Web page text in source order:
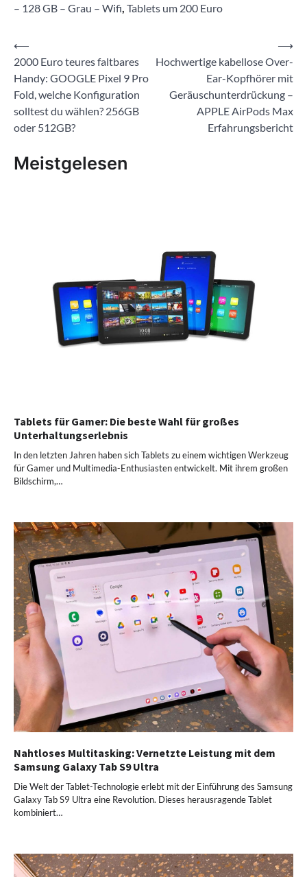
– 128 GB – Grau – Wifi Tablets um 200 Euro
Beitragsnavigation
⟵
2000 Euro teures faltbares
Handy: GOOGLE Pixel 9 Pro
Fold, welche Konfiguration
solltest du wählen? 256GB
oder 512GB?
Hochwertige kabellose Over-
Ear-Kopfhörer mit
Geräuschunterdrückung –
APPLE AirPods Max
Erfahrungsbericht
⟶
Meistgelesen
Tablets für Gamer: Die beste Wahl für großes
Unterhaltungserlebnis
In den letzten Jahren haben sich Tablets zu einem wichtigen Werkzeug
für Gamer und Multimedia-Enthusiasten entwickelt. Mit ihrem großen
Bildschirm,…
Nahtloses Multitasking: Vernetzte Leistung mit dem
Samsung Galaxy Tab S9 Ultra
Die Welt der Tablet-Technologie erlebt mit der Einführung des Samsung
Galaxy Tab S9 Ultra eine Revolution. Dieses herausragende Tablet
kombiniert…